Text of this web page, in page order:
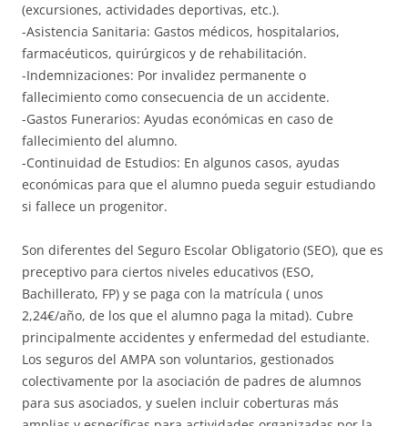
(excursiones, actividades deportivas, etc.).
-Asistencia Sanitaria: Gastos médicos, hospitalarios,
farmacéuticos, quirúrgicos y de rehabilitación.
-Indemnizaciones: Por invalidez permanente o
fallecimiento como consecuencia de un accidente.
-Gastos Funerarios: Ayudas económicas en caso de
fallecimiento del alumno.
-Continuidad de Estudios: En algunos casos, ayudas
económicas para que el alumno pueda seguir estudiando
si fallece un progenitor.
Son diferentes del Seguro Escolar Obligatorio (SEO), que es
preceptivo para ciertos niveles educativos (ESO,
Bachillerato, FP) y se paga con la matrícula ( unos
2,24€/año, de los que el alumno paga la mitad). Cubre
principalmente accidentes y enfermedad del estudiante.
Los seguros del AMPA son voluntarios, gestionados
colectivamente por la asociación de padres de alumnos
para sus asociados, y suelen incluir coberturas más